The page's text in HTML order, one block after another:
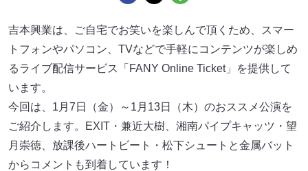
吉本興業は、ご自宅でお笑いを楽しんで頂くため、スマー
トフォンやパソコン、TVなどで手軽にコンテンツが楽しめ
るライブ配信サービス「FANY Online Ticket」を提供して
います。
今回は、1月7日（金）～1月13日（木）のおススメ公演を
ご紹介します。EXIT・兼近大樹、湘南パイプキャッツ・望
月崇徳、放課後ハートビート・松下シュートと金属バット
からコメントも到着しています！